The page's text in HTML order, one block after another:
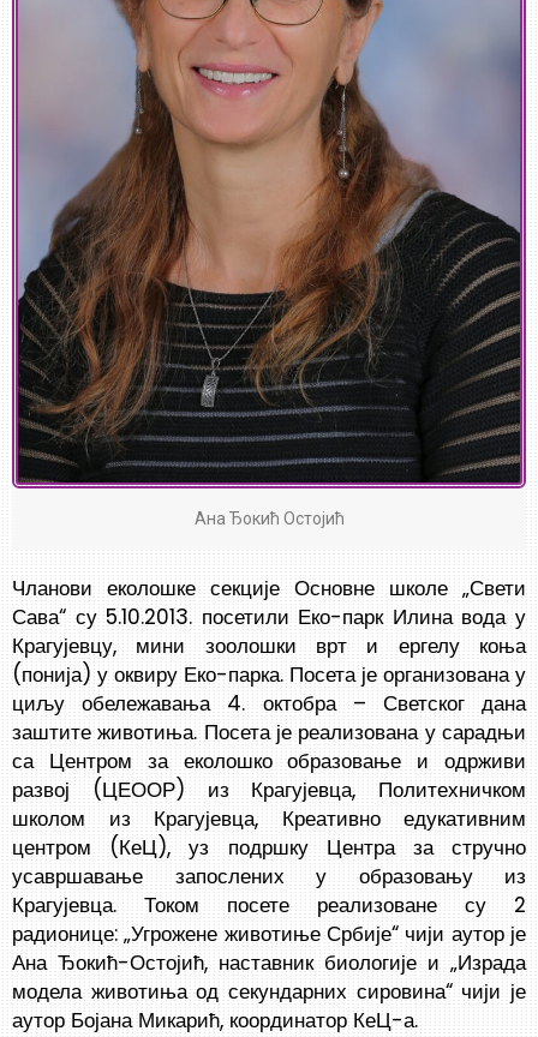
Aна Ђокић Остојић
Чланови еколошке секције Основне школе „Свети
Сава“ су 5.10.2013. посетили Еко-парк Илина вода у
Крагујевцу, мини зоолошки врт и ергелу коња
(понија) у оквиру Еко-парка. Посета је организована у
циљу обележавања 4. октобра – Светског дана
заштите животиња. Посета је реализована у сарадњи
са Центром за еколошко образовање и одрживи
развој (ЦЕООР) из Крагујевца, Политехничком
школом из Крагујевца, Креативно едукативним
центром (КеЦ), уз подршку Центра за стручно
усавршавање запослених у образовању из
Крагујевца. Током посете реализоване су 2
радионице: „Угрожене животиње Србије“ чији аутор је
Ана Ђокић-Остојић, наставник биологије и „Израда
модела животиња од секундарних сировина“ чији је
аутор Бојана Микарић, координатор КеЦ-а.